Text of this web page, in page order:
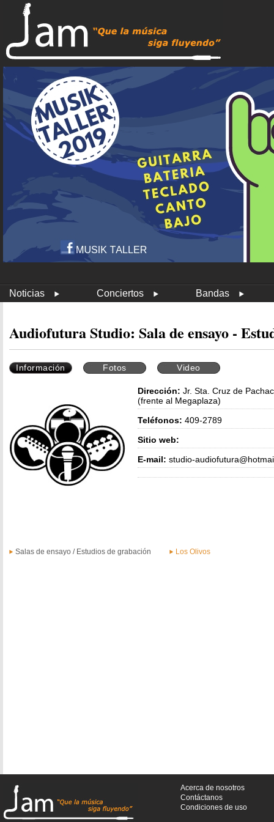
Noticias Conciertos Bandas
Audiofutura Studio: Sala de ensayo -
Información Fotos Video
Dirección: Jr. Sta. Cruz de
(frente al Megaplaza)
Teléfonos: 409-2789
Sitio web:
E-mail: studio-
Salas de ensayo / Estudios de grabación Los Olivos
Acerca de nosotros
Contáctanos
Condiciones de uso